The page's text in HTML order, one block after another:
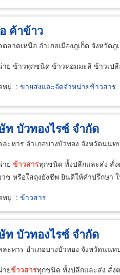
ค้าข้าว
ลาดเหนือ อำเภอเมืองภูเก็ต จังหวัดภู
าย ข้าวทุกชนิด ข้าวหอมมะลิ ข้าวเป
หมู่ : ขายส่งและจัดจำหน่ายข้าวสาร
ท บัวทองไรซ์ จำกัด
ละหาร อำเภอบางบัวทอง จังหวัดนนท
าย ข้าวสารทุกชนิด ทั้งปลีกและส่ง สั่
วช หรือใส่ถุงยังชีพ ยินดีให้คำปรึกษา
หมู่ : ข้าวสาร
ท บัวทองไรซ์ จำกัด
ละหาร อำเภอบางบัวทอง จังหวัดนนท
ายข้าวสารทุกชนิด ทั้งปลีกและส่ง สั่ง